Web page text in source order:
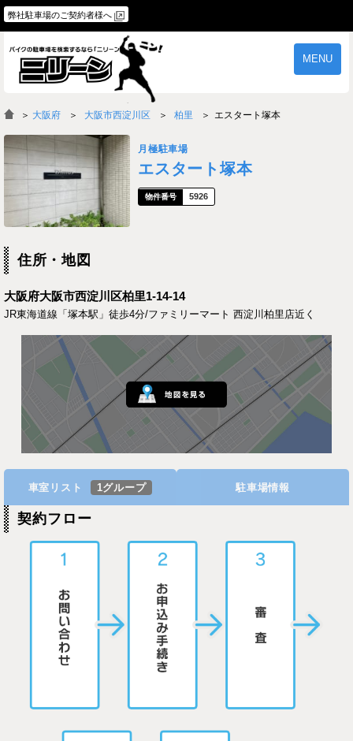
弊社駐車場のご契約者様へ
MENU
物件一覧 ご契約の流れ
よくあるご質問
＞ 大阪府 大阪市西淀川区 柏里 エスタート塚本
月極駐車場
エスタート塚本
5926
住所・地図
大阪府大阪市西淀川区柏里1-14-14
JR東海道線「塚本駅」徒歩4分/ファミリーマート 西淀川柏里店近く
車室リスト 1グループ 駐車場情報
契約フロー